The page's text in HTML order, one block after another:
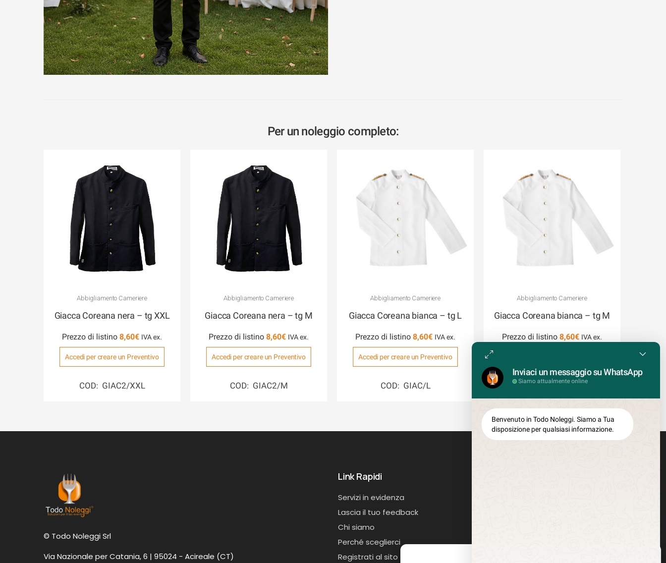
Per un noleggio completo:
Abbigliamento Cameriere
Giacca Coreana nera – tg XXL
Prezzo di listino 8,60€
Accedi per creare un Preventivo
COD: GIAC2/XXL
Abbigliamento Cameriere
Giacca Coreana nera – tg M
Prezzo di listino 8,60€
Accedi per creare un Preventivo
COD: GIAC2/M
Abbigliamento Cameriere
Giacca Coreana bianca – tg L
Prezzo di listino 8,60€
Accedi per creare un Preventivo
COD: GIAC/L
Abbigliamento Cameriere
Giacca Coreana bianca – tg M
Prezzo di listino 8,60€
COD: GIAC/M
© Todo Noleggi Srl
Via Nazionale per Catania, 6 | 95024 - Acireale (CT)
Link Rapidi
Servizi in evidenza
Lascia il tuo feedback
Chi siamo
Perché sceglierci
Registrati al sito
Inviaci un messaggio su WhatsApp
Siamo attualmente online
Benvenuto in Todo Noleggi. Siamo a Tua
disposizione per qualsiasi informazione.